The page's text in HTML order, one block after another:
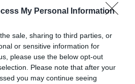
My Personal Information
sale, sharing to third parties, or
or sensitive information for
please use the below opt-out
Please note that after your
you may continue seeing
ανανεωμένη σχέση
του αγγλόφωνη ταινία–
σφραγίδα ενός μεγάλου
και βαθιά
της ομορφιάς της